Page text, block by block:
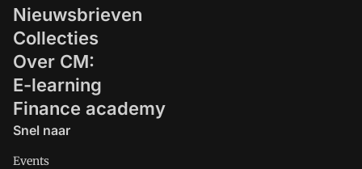
Nieuwsbrieven
Collecties
Over CM:
E-learning
Finance academy
Snel naar
Events